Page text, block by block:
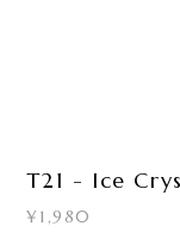
T21 - Ice
¥1,980